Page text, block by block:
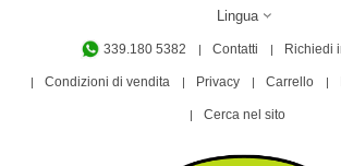
Lingua
339.180 5382 Contatti Richiedi
Condizioni di vendita Privacy Carrello
Cerca nel sito